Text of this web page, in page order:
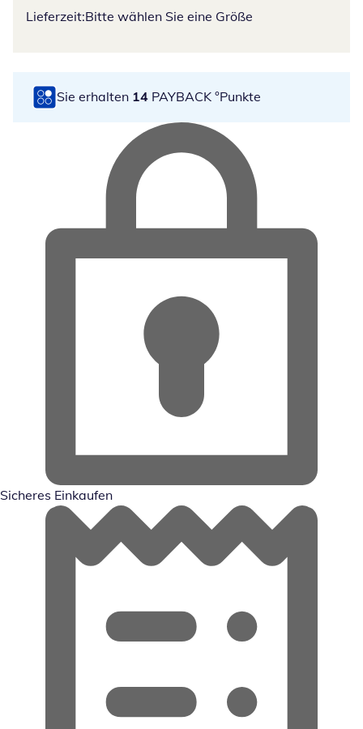
Lieferzeit:Bitte wählen Sie eine Größe
Sie erhalten 14 PAYBACK °Punkte
Sicheres Einkaufen